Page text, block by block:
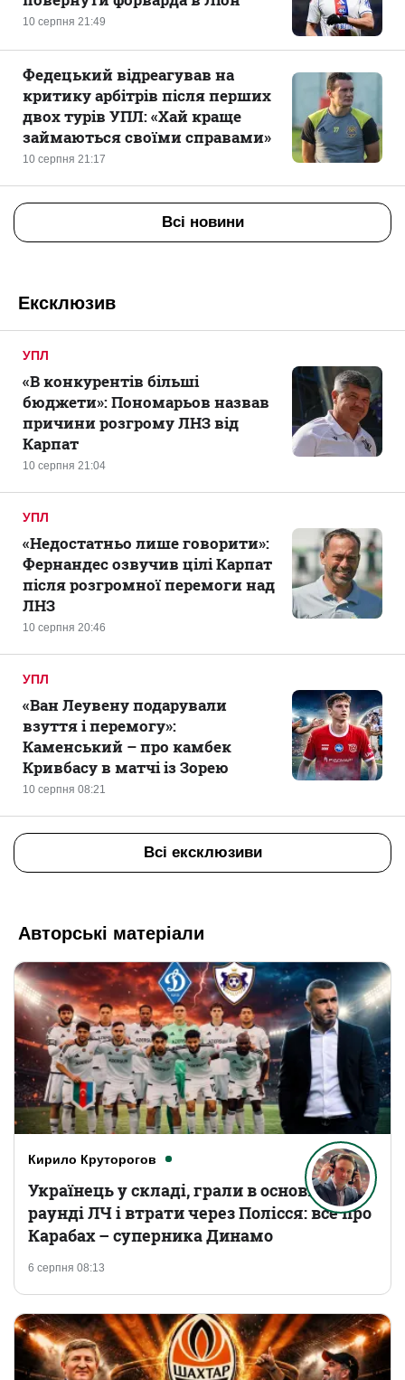
10 серпня 21:49
10 серпня 21:17
Федецький відреагував на
критику арбітрів після перших
двох турів УПЛ: «Хай краще
займаються своїми справами»
Всі новини
Ексклюзив
УПЛ
10 серпня 21:04
«В конкурентів більші
бюджети»: Пономарьов назвав
причини розгрому ЛНЗ від
Карпат
УПЛ
10 серпня 20:46
«Недостатньо лише говорити»:
Фернандес озвучив цілі Карпат
після розгромної перемоги над
ЛНЗ
УПЛ
10 серпня 08:21
«Ван Леувену подарували
взуття і перемогу»:
Каменський – про камбек
Кривбасу в матчі із Зорею
Всі ексклюзиви
Авторські матеріали
Кирило Круторогов
6 серпня 08:13
Українець у складі, грали в основному
раунді ЛЧ і втрати через Полісся: все про
Карабах – суперника Динамо